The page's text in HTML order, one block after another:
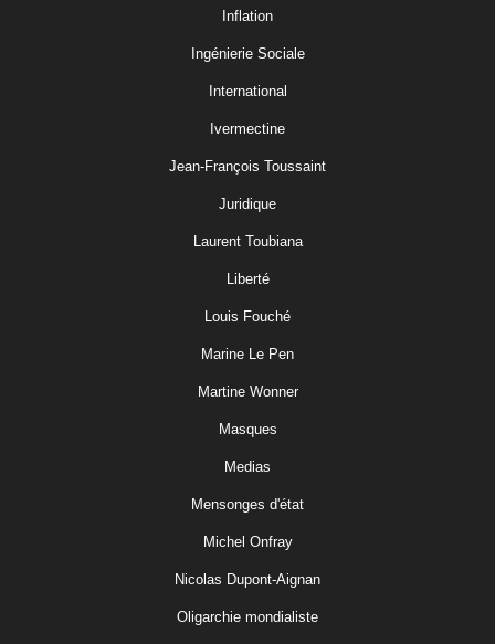
Inflation
Ingénierie Sociale
International
Ivermectine
Jean-François Toussaint
Juridique
Laurent Toubiana
Liberté
Louis Fouché
Marine Le Pen
Martine Wonner
Masques
Medias
Mensonges d'état
Michel Onfray
Nicolas Dupont-Aignan
Oligarchie mondialiste